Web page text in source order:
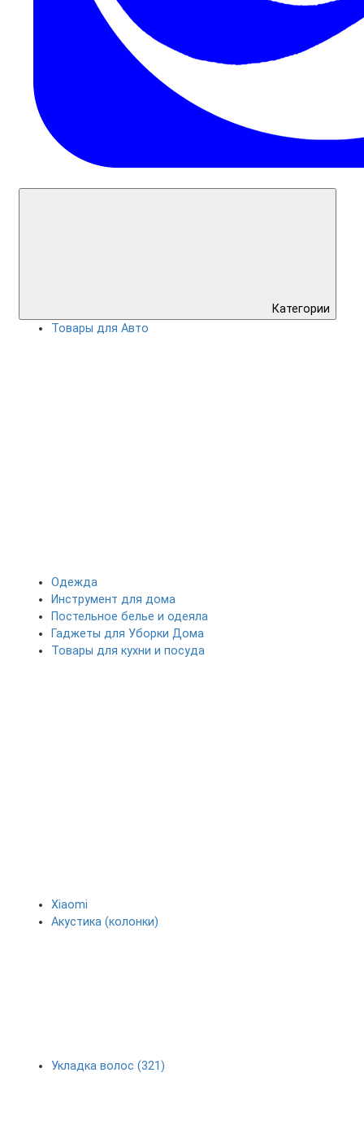
Категории
Товары для Авто
Одежда
Инструмент для дома
Постельное белье и одеяла
Гаджеты для Уборки Дома
Товары для кухни и посуда
Xiaomi
Акустика (колонки)
Укладка волос (321)